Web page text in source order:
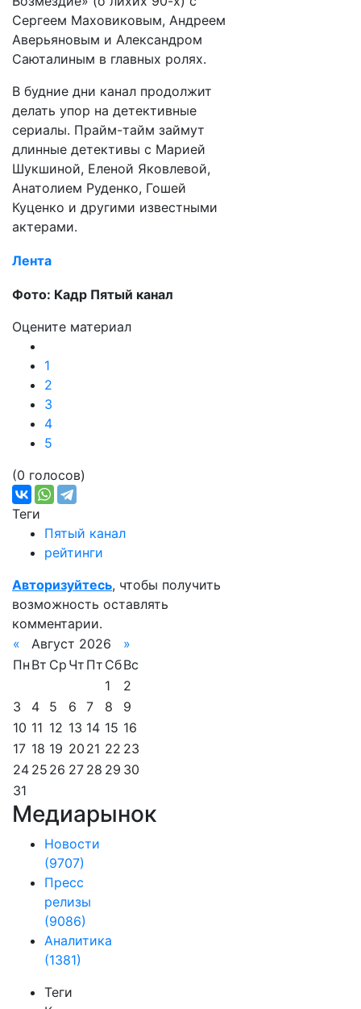
Сергеем Маховиковым, Андреем
Аверьяновым и Александром
Саюталиным в главных ролях.
В будние дни канал продолжит
делать упор на детективные
сериалы. Прайм-тайм займут
длинные детективы с Марией
Шукшиной, Еленой Яковлевой,
Анатолием Руденко, Гошей
Куценко и другими известными
актерами.
Лента
Фото: Кадр Пятый канал
Оцените материал
1
2
3
4
5
(0 голосов)
Теги
Пятый канал
рейтинги
Авторизуйтесь, чтобы получить
возможность оставлять
комментарии.
«
Август 2026
»
Пн Вт Ср Чт Пт СбВс
1
2
3
4 5 6 7 8
9
10 11 12 13 14 15 16
17 18 19 20 21 22 23
24 25 26 27 28 29 30
31
Медиарынок
Новости
(9707)
Пресс
релизы
(9086)
Аналитика
(1381)
Теги